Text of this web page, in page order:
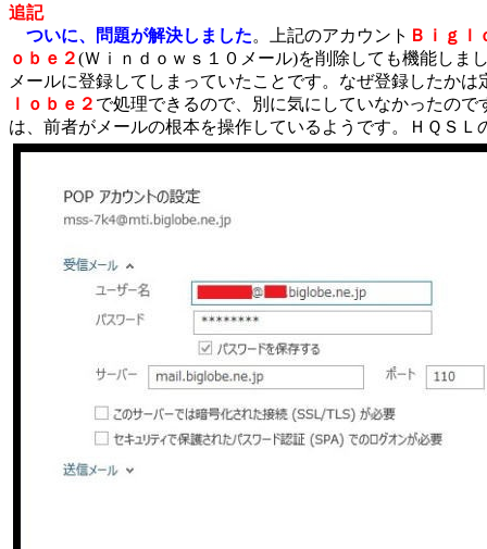
追記
ついに、問題が解決しました。上記のアカウント Ｂｉｇｌ
ｏｂｅ２(Ｗｉｎｄｏｗｓ１０メール)を削除しても機能しま
メールに登録してしまっていたことです。なぜ登録したか
ｌｏｂｅ２ で処理できるので、別に気にしていなかったの
は、前者がメールの根本を操作しているようです。ＨＱＳ